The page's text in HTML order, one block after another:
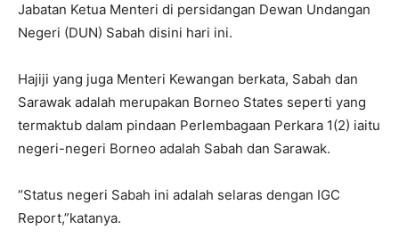
Jabatan Ketua Menteri di persidangan Dewan Undangan
Negeri (DUN) Sabah disini hari ini.
Hajiji yang juga Menteri Kewangan berkata, Sabah dan
Sarawak adalah merupakan Borneo States seperti yang
termaktub dalam pindaan Perlembagaan Perkara 1(2) iaitu
negeri-negeri Borneo adalah Sabah dan Sarawak.
“Status negeri Sabah ini adalah selaras dengan IGC
Report,”katanya.